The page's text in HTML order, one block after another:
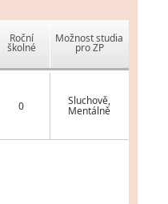
Roční
školné
Možnost studia
pro ZP
0 Sluchově,
Mentálně